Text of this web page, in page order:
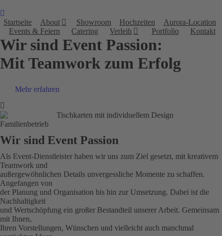
Startseite About Showroom Hochzeiten
Aurora-Location
Events & Feiern
Catering Verleih Portfolio Kontakt
Wir sind Event Passion:
Mit Teamwork zum Erfolg
Mehr erfahren
Familienbetrieb
Wir sind Event Passion
Als Event-Dienstleister haben wir uns zum Ziel gesetzt, mit kreativem
Teamwork und
außergewöhnlichen Details unvergessliche Momente zu schaffen.
Angefangen von
der Planung und Organisation bis hin zur Umsetzung. Dabei ist die
Nachhaltigkeit
und Wertschöpfung ein großer Bestandteil unserer Arbeit. Gemeinsam
mit Ihnen,
Ihren Vorstellungen, Wünschen und vielleicht auch manchmal